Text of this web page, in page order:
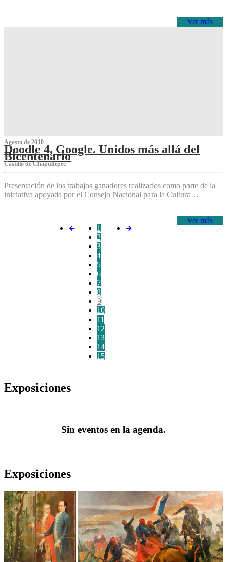
Ver más
Agosto de 2010
Doodle 4, Google. Unidos más allá del
Bicentenario
Castillo de Chapultepec
Presentación de los trabajos ganadores realizados como parte de la
iniciativa apoyada por el Consejo Nacional para la Cultura…
Ver más
1
2
3
4
5
6
7
8
9
10
11
12
13
14
15
Exposiciones
Sin eventos en la agenda.
Exposiciones